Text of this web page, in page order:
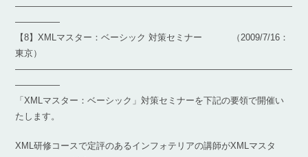
―――――――――――――――――――――――――――――――
―――――
【8】XMLマスター：ベーシック 対策セミナー （2009/7/16：
東京）
―――――――――――――――――――――――――――――――
―――――
「XMLマスター：ベーシック」対策セミナーを下記の要領で開催い
たします。
XML研修コースで定評のあるインフォテリアの講師がXMLマスタ